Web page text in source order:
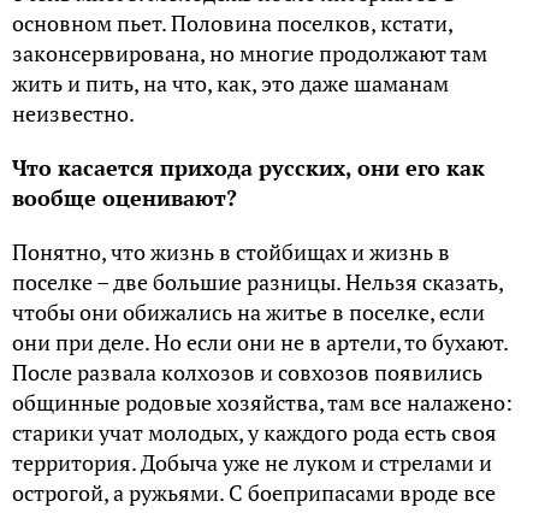
основном пьет. Половина поселков, кстати,
законсервирована, но многие продолжают там
жить и пить, на что, как, это даже шаманам
неизвестно.
Что касается прихода русских, они его как
вообще оценивают?
Понятно, что жизнь в стойбищах и жизнь в
поселке – две большие разницы. Нельзя сказать,
чтобы они обижались на житье в поселке, если
они при деле. Но если они не в артели, то бухают.
После развала колхозов и совхозов появились
общинные родовые хозяйства, там все налажено:
старики учат молодых, у каждого рода есть своя
территория. Добыча уже не луком и стрелами и
острогой, а ружьями. С боеприпасами вроде все